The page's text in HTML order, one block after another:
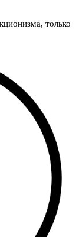
только